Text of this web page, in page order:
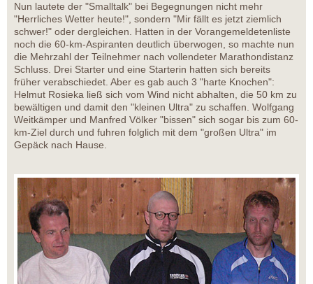
Nun lautete der "Smalltalk" bei Begegnungen nicht mehr
"Herrliches Wetter heute!", sondern "Mir fällt es jetzt ziemlich
schwer!" oder dergleichen. Hatten in der Vorangemeldetenliste
noch die 60-km-Aspiranten deutlich überwogen, so machte nun
die Mehrzahl der Teilnehmer nach vollendeter Marathondistanz
Schluss. Drei Starter und eine Starterin hatten sich bereits
früher verabschiedet. Aber es gab auch 3 "harte Knochen":
Helmut Rosieka ließ sich vom Wind nicht abhalten, die 50 km zu
bewältigen und damit den "kleinen Ultra" zu schaffen. Wolfgang
Weitkämper und Manfred Völker "bissen" sich sogar bis zum 60-
km-Ziel durch und fuhren folglich mit dem "großen Ultra" im
Gepäck nach Hause.